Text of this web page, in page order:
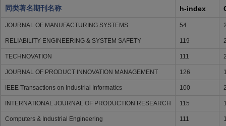
同类著名期刊名称 h-index
JOURNAL OF MANUFACTURING SYSTEMS 54
RELIABILITY ENGINEERING & SYSTEM SAFETY 119
TECHNOVATION 111
JOURNAL OF PRODUCT INNOVATION MANAGEMENT 126
IEEE Transactions on Industrial Informatics 100
INTERNATIONAL JOURNAL OF PRODUCTION RESEARCH 115
Computers & Industrial Engineering 111